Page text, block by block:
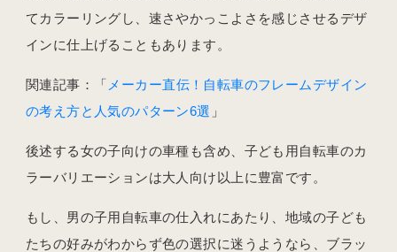
てカラーリングし、速さやかっこよさを感じさせるデザ
インに仕上げることもあります。
関連記事：「 メーカー直伝！自転車のフレームデザイン
の考え方と人気のパターン6選 」
後述する女の子向けの車種も含め、子ども用自転車のカ
ラーバリエーションは大人向け以上に豊富です。
もし、男の子用自転車の仕入れにあたり、地域の子ども
たちの好みがわからず色の選択に迷うようなら、ブラッ